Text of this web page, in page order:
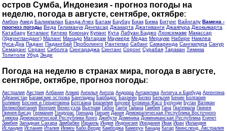
остров Сумба, Индонезия - прогноз погоды на
неделю, погода в августе, сентябре, октябре:
Амбон Амед Баликпапан Банда-Ачех Батам Баубау Биак Бима Битунг Вайнгапу Вамена -
прогноз погоды Веда Гилиманук Денпасар Джакарта Джативанги Джаяпура Джокьякарта
Катабару Кетапанг Китеко Коконау Купанг Кута Лабуан Баджо Лхоксемаве Макассар
(Уджунгпанданг) Маланг Манадо Матарам Маумере Медан Мерауке Набире Намлеа
Нуса-Дуа Паданг Падангбай Проболинго Рантепао Сабанг Самаринда Сангкапура Санур
Семаранг Серанг Сиболга Сингараджа Синтанг Соронг Сурабая Таракан Тимика
Толитоли Убуд Энде
Погода на неделю в странах мира, погода в августе,
сентябре, октябре, прогноз погоды:
Австралия Австрия Албания Алжир Ангилья Ангола Андорра Антарктика Антигуа и Барбуда Аргентина
Афганистан Багамские острова Бангладеш Барбадос Бахрейн Белиз Бельгия Бенин Болгария
Боливия Босния и Герцеговина Ботсвана Бразилия Бруней Буркина-Фасо Бурунди Бутан Ватикан
Великобритания Венгрия Венесуэла Вьетнам Габон Гаити Гайана Гамбия Гана Гватемала Гвинея
Гвинея-Бисау Германия Гондурас Гренада Греция Дания Демократическая Республика Восточного
Тимора Демократической Республики Конго Джибути Доминика Доминиканская Республика Египет
Замбия Западная Сахара Зимбабве Израиль Индия Индонезия Иордания Ирак Иран Ирландия
Исландия Испания Италия Йемен Кабо-Верде Камбоджа Камерун Канада Катар Квинсленд, Австралия